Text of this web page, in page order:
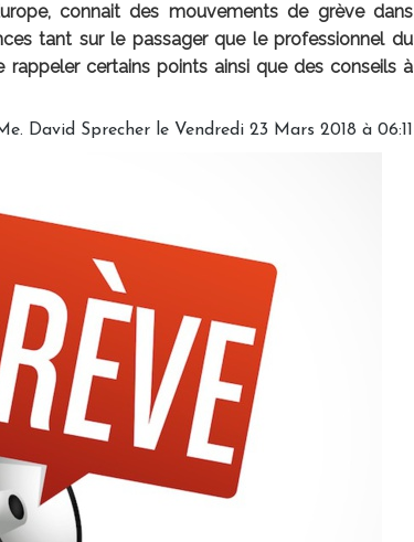
connait des mouvements de grève dans
tant sur le passager que le professionnel du
certains points ainsi que des conseils à
David Sprecher le Vendredi 23 Mars 2018 à 06:11